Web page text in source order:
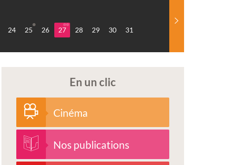
24 25 26 27 28 29 30 31
En un clic
Cinéma
Nos publications